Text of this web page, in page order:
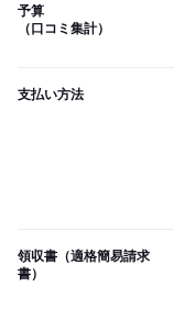
予算
（口コミ集計）
支払い方法
領収書（適格簡易請求
書）